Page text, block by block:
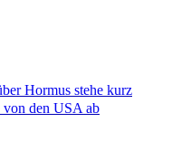
Hormus stehe kurz
von den USA ab